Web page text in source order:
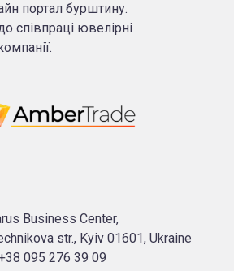
портал бурштину.
співпраці ювелірні
Business Center,
str., Kyiv 01601, Ukraine
095 276 39 09